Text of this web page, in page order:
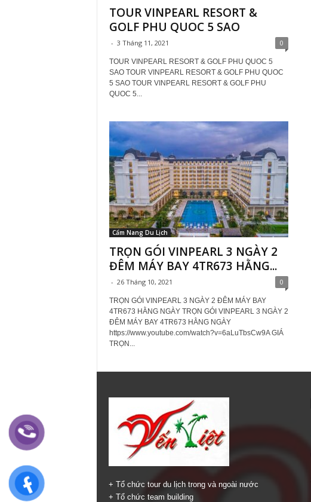
TOUR VINPEARL RESORT &
GOLF PHU QUOC 5 SAO
- 3 Tháng 11, 2021 0
TOUR VINPEARL RESORT & GOLF PHU QUOC 5
SAO TOUR VINPEARL RESORT & GOLF PHU QUOC
5 SAO TOUR VINPEARL RESORT & GOLF PHU
QUOC 5...
Cẩm Nang Du Lịch
TRỌN GÓI VINPEARL 3 NGÀY 2
ĐÊM MÁY BAY 4TR673 HẰNG...
- 26 Tháng 10, 2021 0
TRỌN GÓI VINPEARL 3 NGÀY 2 ĐÊM MÁY BAY
4TR673 HẰNG NGÀY TRỌN GÓI VINPEARL 3 NGÀY 2
ĐÊM MÁY BAY 4TR673 HẰNG NGÀY
https://www.youtube.com/watch?v=6aLuTbsCw9A GIÁ
TRỌN...
+ Tổ chức tour du lịch trong và ngoài nước
+ Tổ chức team building